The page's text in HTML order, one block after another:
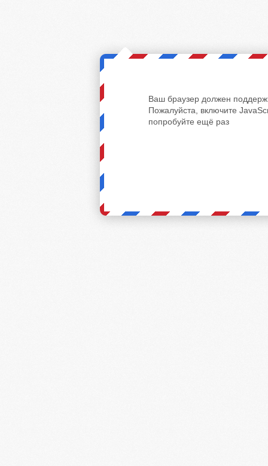
Ваш браузер должен
Пожалуйста, включите
попробуйте ещё раз